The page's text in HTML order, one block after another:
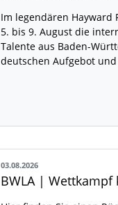
Im legendären Hayward
5. bis 9. August die
Talente aus Baden-
deutschen Aufgebot
03.08.2026
BWLA | Wettkampf